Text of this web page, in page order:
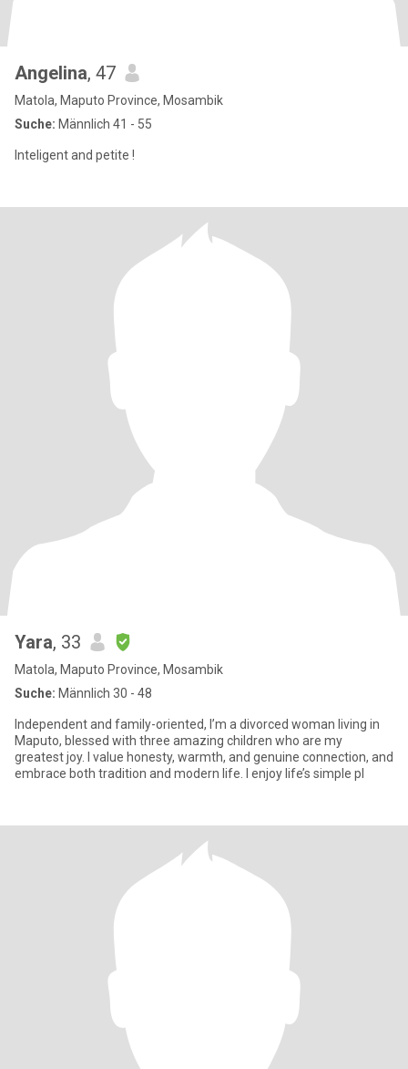
Angelina, 47
Matola, Maputo Province, Mosambik
Suche: Männlich 41 - 55
Inteligent and petite !
Yara, 33
Matola, Maputo Province, Mosambik
Suche: Männlich 30 - 48
Independent and family-oriented, I’m a divorced woman living in
Maputo, blessed with three amazing children who are my
greatest joy. I value honesty, warmth, and genuine connection, and
embrace both tradition and modern life. I enjoy life’s simple pl